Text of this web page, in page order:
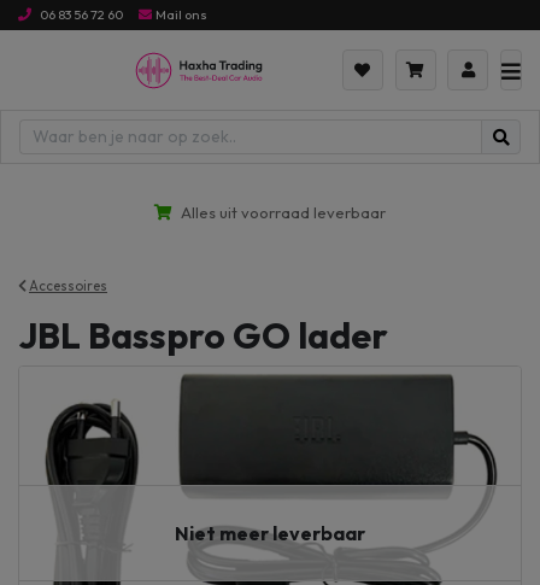
06 83 56 72 60 Mail ons
Alles uit voorraad leverbaar
Accessoires
JBL Basspro GO lader
Niet meer leverbaar